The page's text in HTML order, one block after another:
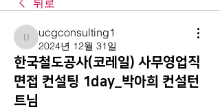
뒤로
ucgconsulting1
ucgconsulting1
2024년 12월 31일
한국철도공사(코레일) 사무영업직
면접 컨설팅 1day_박아희 컨설턴
트님